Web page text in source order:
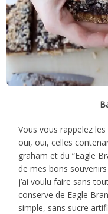
Vous vous rappelez
oui, oui, celles
graham et du “Eagle
de mes bons
j’ai voulu faire sans
conserve de Eagle
simple, sans sucre